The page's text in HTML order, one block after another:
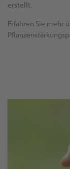
erstellt.
Erfahren Sie mehr